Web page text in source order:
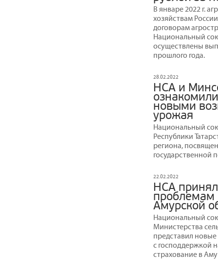
В январе 2022 г.
хозяйствам
договорам
Национальный
осуществлены
прошлого года.
28.02.2022
НСА и
новыми
урожая
Национальный
Республики
региона,
государственной
22.02.2022
НСА
проблемам
Амурской
Национальный
Министерства
представил
с господдержкой
страхование в